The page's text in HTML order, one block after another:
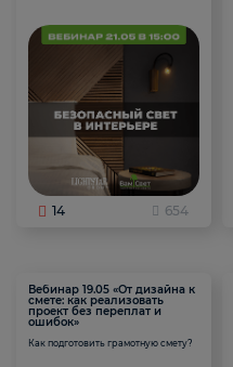
14 654
Вебинар 19.05 «От дизайна к
смете: как реализовать
проект без переплат и
ошибок»
Как подготовить грамотную смету?